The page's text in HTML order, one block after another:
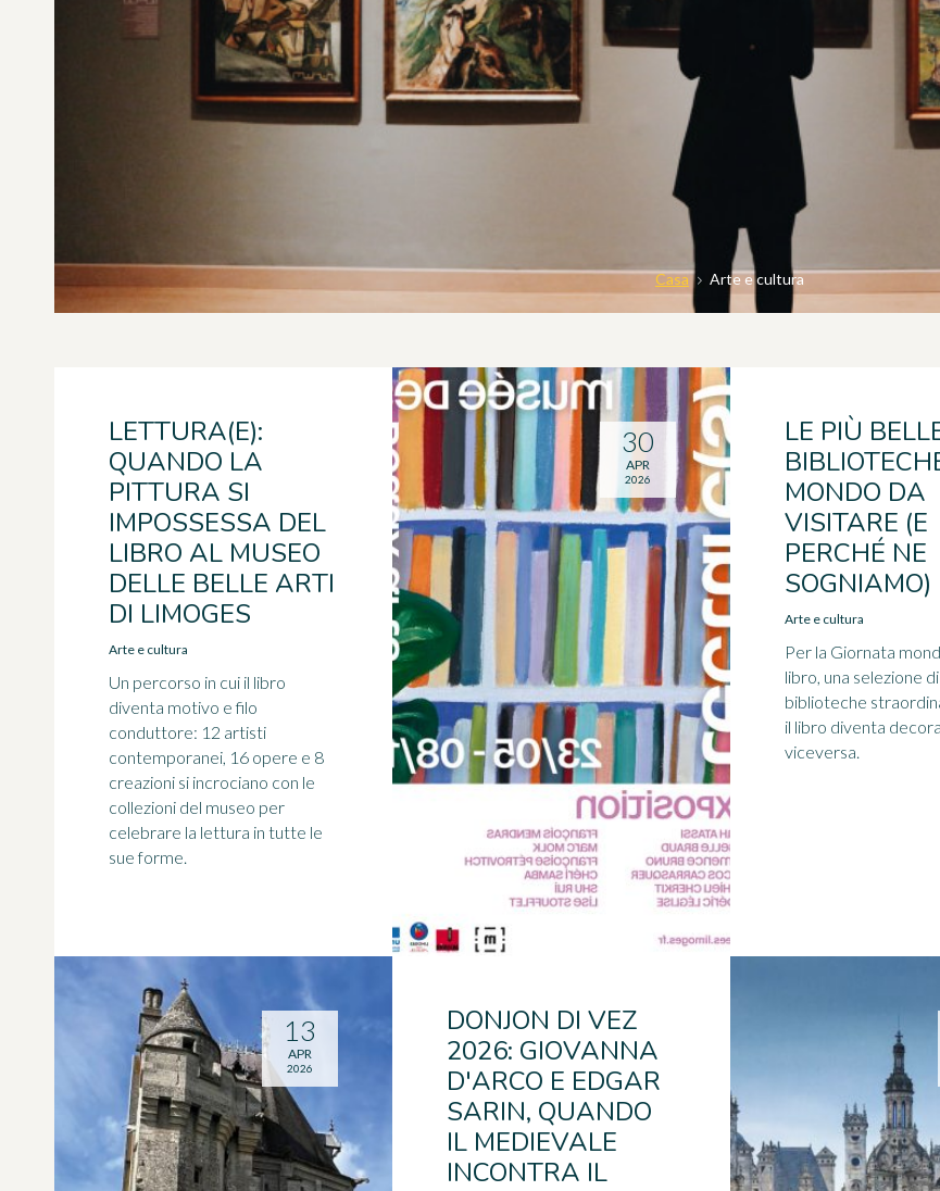
Casa Arte e cultura
LETTURA(E):
QUANDO LA
PITTURA SI
IMPOSSESSA DEL
LIBRO AL MUSEO
DELLE BELLE ARTI
DI LIMOGES
Arte e cultura
Un percorso in cui il libro
diventa motivo e filo
conduttore: 12 artisti
contemporanei, 16 opere e 8
creazioni si incrociano con le
collezioni del museo per
celebrare la lettura in tutte le
sue forme.
30
APR
2026
LE PIÙ
MONDO DA
VISITARE (E
PERCHÉ NE
SOGNIAMO)
Arte e cultura
Per la Giornata
libro, una selezione
biblioteche
il libro diventa
viceversa.
DONJON DI VEZ
2026: GIOVANNA
D'ARCO E EDGAR
SARIN, QUANDO
IL MEDIEVALE
INCONTRA IL
13
APR
2026